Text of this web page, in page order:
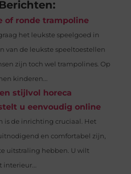
of ronde trampoline
het leukste speelgoed in
van de leukste speeltoestellen
zijn toch wel trampolines. Op
kinderen...
stijlvol horeca
u eenvoudig online
is de inrichting cruciaal. Het
en comfortabel zijn,
uitstraling hebben. U wilt
interieur...